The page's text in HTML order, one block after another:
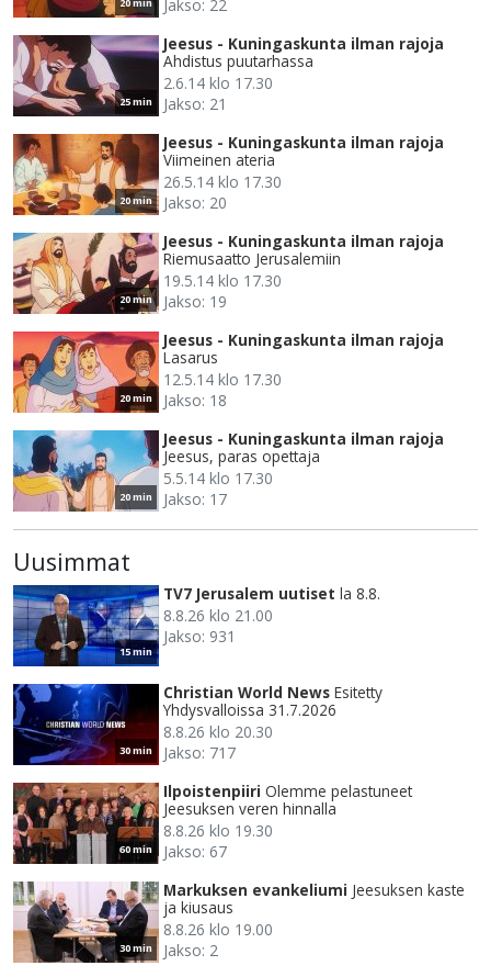
20 min Jakso: 22
25 min
Jeesus - Kuningaskunta ilman rajoja
Ahdistus puutarhassa
2.6.14 klo 17.30
Jakso: 21
20 min
Jeesus - Kuningaskunta ilman rajoja
Viimeinen ateria
26.5.14 klo 17.30
Jakso: 20
20 min
Jeesus - Kuningaskunta ilman rajoja
Riemusaatto Jerusalemiin
19.5.14 klo 17.30
Jakso: 19
20 min
Jeesus - Kuningaskunta ilman rajoja
Lasarus
12.5.14 klo 17.30
Jakso: 18
20 min
Jeesus - Kuningaskunta ilman rajoja
Jeesus, paras opettaja
5.5.14 klo 17.30
Jakso: 17
Uusimmat
15 min
TV7 Jerusalem uutiset la 8.8.
8.8.26 klo 21.00
Jakso: 931
30 min
Christian World News Esitetty
Yhdysvalloissa 31.7.2026
8.8.26 klo 20.30
Jakso: 717
60 min
Ilpoistenpiiri Olemme pelastuneet
Jeesuksen veren hinnalla
8.8.26 klo 19.30
Jakso: 67
30 min
Markuksen evankeliumi Jeesuksen kaste
ja kiusaus
8.8.26 klo 19.00
Jakso: 2